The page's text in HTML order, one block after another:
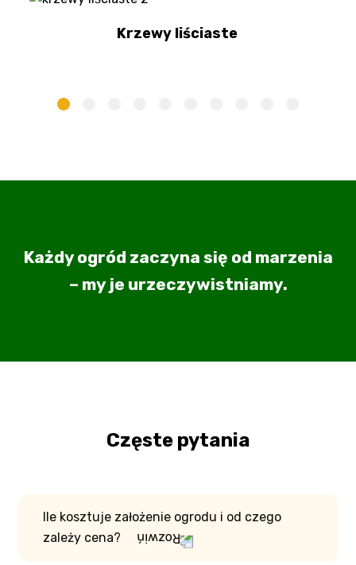
Krzewy liściaste
Każdy ogród zaczyna się od marzenia
– my je urzeczywistniamy.
Częste pytania
Ile kosztuje założenie ogrodu i od czego
zależy cena?